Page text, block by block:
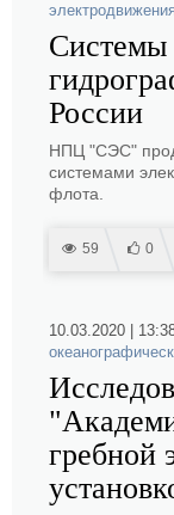
электродвижения
Системы
России
НПЦ "СЭС"
системами
флота.
59 0
10.03.2020 |
гребной